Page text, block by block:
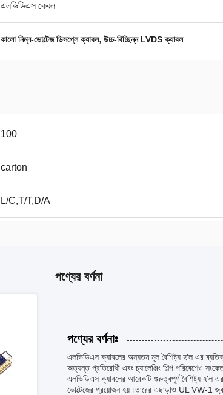
এলভিডিএস কেবল
কালো নিম্ন-ভোল্টেজ ডিসপ্লে ক্যাবল, উচ্চ-বিচ্ছিন্ন LVDS ক্যাবল
100
carton
L/C,T/T,D/A
পণ্যের বর্ণনা
পণ্যের বর্ণনাঃ
এলভিডিএস ক্যাবলের অন্যতম মূল বৈশিষ্ট্য হ'ল এর
অত্যন্ত প্রতিরোধী এবং চ্যালেঞ্জিং শিল্প পরিবেশেও
এলভিডিএস ক্যাবলের আরেকটি গুরুত্বপূর্ণ বৈশিষ্ট্য হ'ল
ভোল্টেজের প্রয়োজন হয়।তারের এছাড়াও UL VW-1